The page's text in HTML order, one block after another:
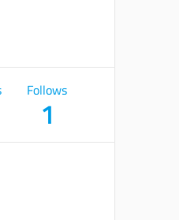
Follows
1